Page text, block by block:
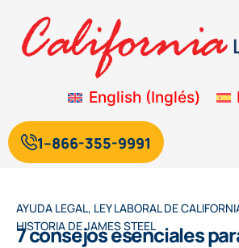
English (Inglés)
1--866-355-9991
AYUDA LEGAL, LEY LABORAL DE
HISTORIA DEJAMES STEEL
7 consejos esenciales